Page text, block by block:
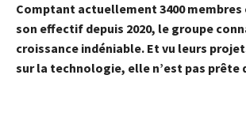
Comptant actuellement 3400
son effectif depuis 2020, le groupe
croissance indéniable. Et vu leurs
sur la technologie, elle n’est pas prête